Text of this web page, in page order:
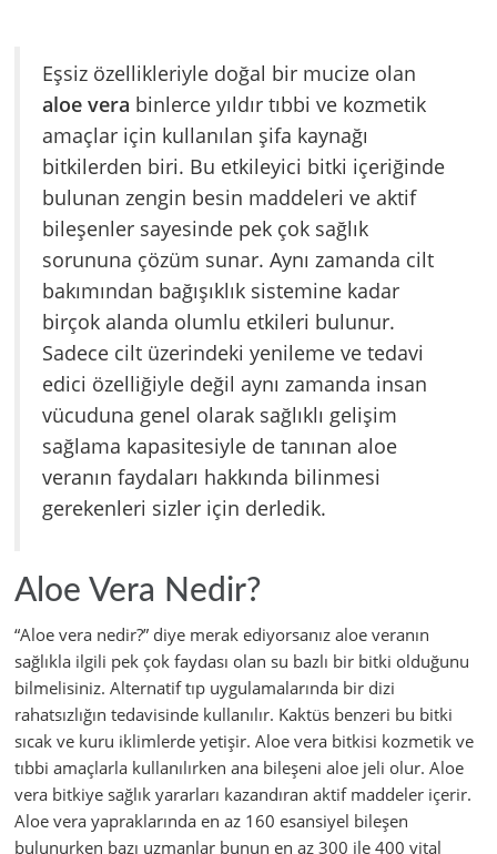
Eşsiz özellikleriyle doğal bir mucize olan
aloe vera binlerce yıldır tıbbi ve kozmetik
amaçlar için kullanılan şifa kaynağı
bitkilerden biri. Bu etkileyici bitki içeriğinde
bulunan zengin besin maddeleri ve aktif
bileşenler sayesinde pek çok sağlık
sorununa çözüm sunar. Aynı zamanda cilt
bakımından bağışıklık sistemine kadar
birçok alanda olumlu etkileri bulunur.
Sadece cilt üzerindeki yenileme ve tedavi
edici özelliğiyle değil aynı zamanda insan
vücuduna genel olarak sağlıklı gelişim
sağlama kapasitesiyle de tanınan aloe
veranın faydaları hakkında bilinmesi
gerekenleri sizler için derledik.
Aloe Vera Nedir?
“Aloe vera nedir?” diye merak ediyorsanız aloe veranın
sağlıkla ilgili pek çok faydası olan su bazlı bir bitki olduğunu
bilmelisiniz. Alternatif tıp uygulamalarında bir dizi
rahatsızlığın tedavisinde kullanılır. Kaktüs benzeri bu bitki
sıcak ve kuru iklimlerde yetişir. Aloe vera bitkisi kozmetik ve
tıbbi amaçlarla kullanılırken ana bileşeni aloe jeli olur. Aloe
vera bitkiye sağlık yararları kazandıran aktif maddeler içerir.
Aloe vera yapraklarında en az 160 esansiyel bileşen
bulunurken bazı uzmanlar bunun en az 300 ile 400 vital